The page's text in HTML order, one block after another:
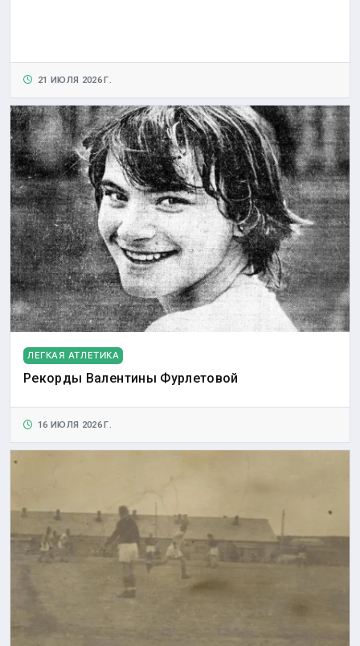
21 ИЮЛЯ 2026 Г.
ЛЕГКАЯ АТЛЕТИКА
Рекорды Валентины Фурлетовой
16 ИЮЛЯ 2026 Г.